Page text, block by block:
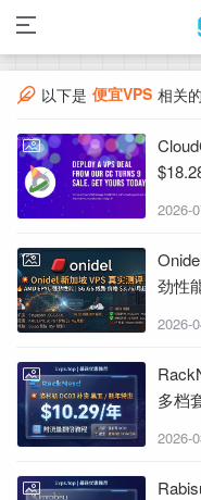
以下是 便宜VPS 相关
2026-
劲性
2026-
多档
2026-